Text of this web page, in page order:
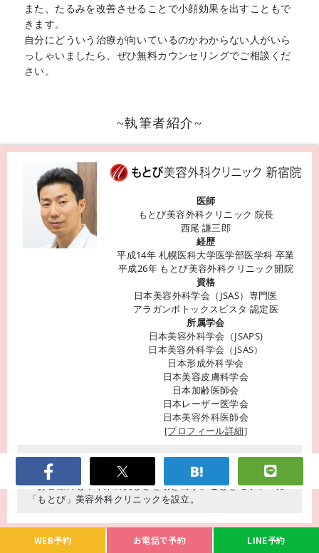
また、たるみを改善させることで小顔効果を出すこともで
きます。
自分にどういう治療が向いているのかわからない人がいら
っしゃいましたら、ぜひ無料カウンセリングでご相談くだ
さい。
WEB予約 お電話で予約 LINE予約
~執筆者紹介~
医師
もとび美容外科クリニック 院長
西尾 謙三郎
経歴
平成14年 札幌医科大学医学部医学科 卒業
平成26年 もとび美容外科クリニック開院
資格
日本美容外科学会（JSAS）専門医
アラガンボトックスビスタ 認定医
所属学会
日本美容外科学会（JSAPS)
日本美容外科学会（JSAS）
日本形成外科学会
日本美容皮膚科学会
日本加齢医師会
日本レーザー医学会
日本美容外科医師会
[プロフィール詳細]
20年以上の実績を持つ美容外科専門医。丁寧で繊細な施術で
お客様の望む実現を目指す。
「お客様のもつ本来の美しさを引き出す」ことをモットーに
「もとび」美容外科クリニックを設立。